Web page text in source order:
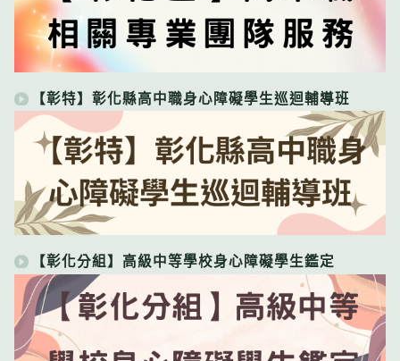
【彰特】彰化縣高中職身心障礙學生巡迴輔導班
【彰化分組】高級中等學校身心障礙學生鑑定